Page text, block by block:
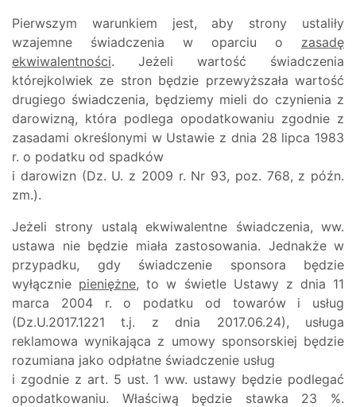
Pierwszym warunkiem jest, aby strony ustaliły
wzajemne świadczenia w oparciu o zasadę
ekwiwalentności. Jeżeli wartość świadczenia
którejkolwiek ze stron będzie przewyższała wartość
drugiego świadczenia, będziemy mieli do czynienia z
darowizną, która podlega opodatkowaniu zgodnie z
zasadami określonymi w Ustawie z dnia 28 lipca 1983
r. o podatku od spadków
i darowizn (Dz. U. z 2009 r. Nr 93, poz. 768, z późn.
zm.).
Jeżeli strony ustalą ekwiwalentne świadczenia, ww.
ustawa nie będzie miała zastosowania. Jednakże w
przypadku, gdy świadczenie sponsora będzie
wyłącznie pieniężne, to w świetle Ustawy z dnia 11
marca 2004 r. o podatku od towarów i usług
(Dz.U.2017.1221 t.j. z dnia 2017.06.24), usługa
reklamowa wynikająca z umowy sponsorskiej będzie
rozumiana jako odpłatne świadczenie usług
i zgodnie z art. 5 ust. 1 ww. ustawy będzie podlegać
opodatkowaniu. Właściwą będzie stawka 23 %.